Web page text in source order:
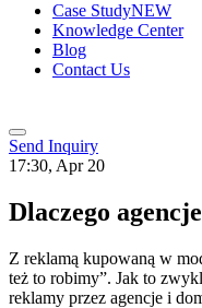
Case StudyNEW
Knowledge Center
Blog
Contact Us
Send Inquiry
17:30, Apr 20
Dlaczego
Z reklamą kupowaną w
też to robimy”. Jak to
reklamy przez agencje i